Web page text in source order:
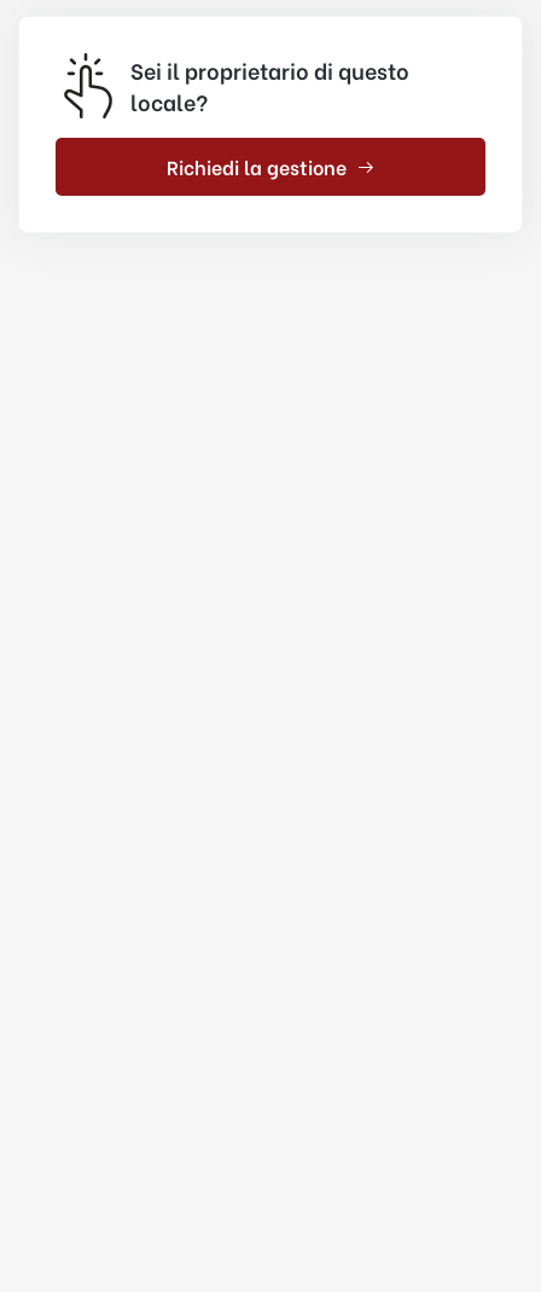
Sei il proprietario di questo
locale?
Richiedi la gestione